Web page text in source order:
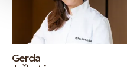
Gerda